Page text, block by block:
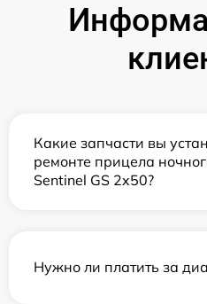
Какие запчасти вы
ремонте прицела
Sentinel GS 2x50?
Нужно ли платить за